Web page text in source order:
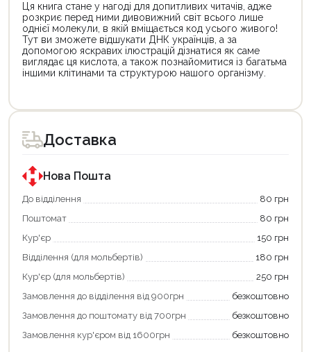
Ця книга стане у нагоді для допитливих читачів, адже
розкриє перед ними дивовижний світ всього лише
однієї молекули, в якій вміщається код усього живого!
Тут ви зможете відшукати ДНК українців, а за
допомогою яскравих ілюстрацій дізнатися як саме
виглядає ця кислота, а також познайомитися із багатьма
іншими клітинами та структурою нашого організму.
товар
для
покупки
державною
програмою
єКнига.
Використовуйте
карту
щоб
зекономити
та
отримати
переваги!
картою
єКнига
–
Доставка
Нова Пошта
До відділення
80 грн
Поштомат
80 грн
Кур'єр
150 грн
Відділення (для мольбертів)
180 грн
Кур'єр (для мольбертів)
250 грн
Замовлення до відділення від 900грн
безкоштовно
Замовлення до поштомату від 700грн
безкоштовно
Замовлення кур'єром від 1600грн
безкоштовно